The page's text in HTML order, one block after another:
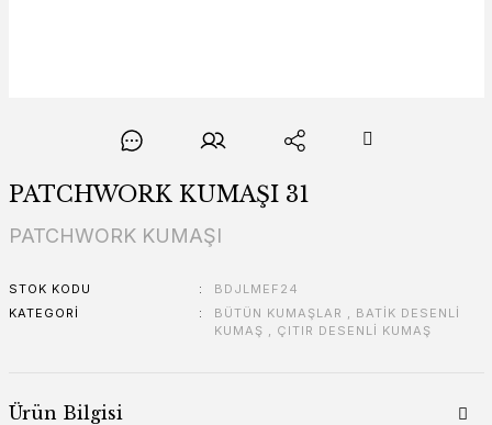
PATCHWORK KUMAŞI 31
PATCHWORK KUMAŞI
STOK KODU
BDJLMEF24
KATEGORI
BÜTÜN KUMAŞLAR , BATİK DESENLİ
KUMAŞ , ÇITIR DESENLİ KUMAŞ
Ürün Bilgisi